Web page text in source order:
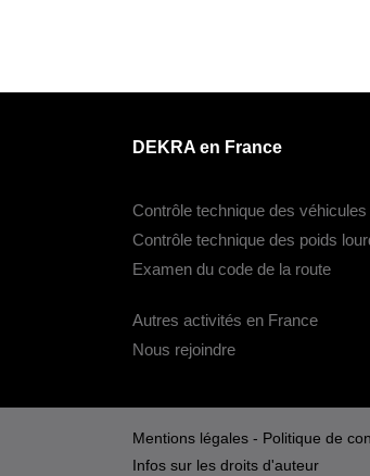
DEKRA en France
Contrôle technique des véhicules
Contrôle technique des poids
Examen du code de la route
Autres activités en France
Nous rejoindre
Mentions légales - Politique de
Infos sur les droits d'auteur